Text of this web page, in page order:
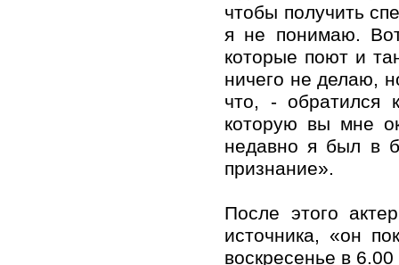
чтобы получить
я не понимаю.
которые поют и
ничего не делаю,
что, - обратился
которую вы мне
недавно я был в
признание».
После этого
источника, «он
воскресенье в